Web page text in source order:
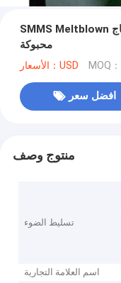
SMMS Meltblown غير المنسوجة آلة النسيج العزلة خط إنتاج
محبوكة
الأسعار：USD
افضل سعر
منتوج وصف
تسليط الضوء
اسم العلامة التجارية